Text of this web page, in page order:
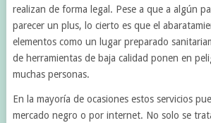
realizan de forma legal. Pese a que a algún
parecer un plus, lo cierto es que el
elementos como un lugar preparado
de herramientas de baja calidad ponen en
muchas personas.
En la mayoría de ocasiones estos servicios
mercado negro o por internet. No solo se